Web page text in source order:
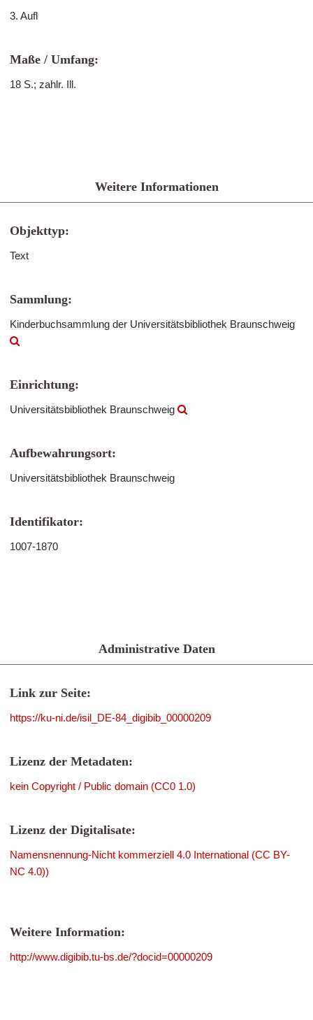
3. Aufl
Maße / Umfang:
18 S.; zahlr. Ill.
Weitere Informationen
Objekttyp:
Text
Sammlung:
Kinderbuchsammlung der Universitätsbibliothek Braunschweig
Einrichtung:
Universitätsbibliothek Braunschweig
Aufbewahrungsort:
Universitätsbibliothek Braunschweig
Identifikator:
1007-1870
Administrative Daten
Link zur Seite:
https://ku-ni.de/isil_DE-84_digibib_00000209
Lizenz der Metadaten:
kein Copyright / Public domain (CC0 1.0)
Lizenz der Digitalisate:
Namensnennung-Nicht kommerziell 4.0 International (CC BY-
NC 4.0))
Weitere Information:
http://www.digibib.tu-bs.de/?docid=00000209